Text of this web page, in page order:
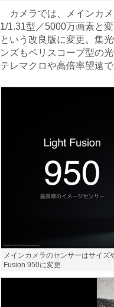
カメラでは、メインカ
1/1.31型／5000万画素と
という改良版に変更。集
ンズもペリスコープ型の
テレマクロや高倍率望遠
メインカメラのセンサーはサイ
Fusion 950に変更